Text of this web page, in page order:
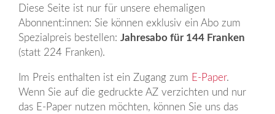
Diese Seite ist nur für unsere ehemaligen
Abonnent:innen: Sie können exklusiv ein Abo zum
Spezialpreis bestellen: Jahresabo für 144 Franken
(statt 224 Franken).
Im Preis enthalten ist ein Zugang zum E-Paper.
Wenn Sie auf die gedruckte AZ verzichten und nur
das E-Paper nutzen möchten, können Sie uns das